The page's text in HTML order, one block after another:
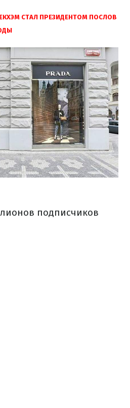
СТАЛ ПРЕЗИДЕНТОМ ПОСЛОВ
подписчиков